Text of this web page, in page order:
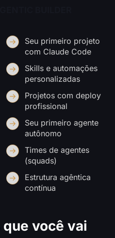
Seu primeiro projeto
com Claude Code
Skills e automações
personalizadas
Projetos com deploy
profissional
Seu primeiro agente
autônomo
Times de agentes
(squads)
Estrutura agêntica
contínua
que você vai